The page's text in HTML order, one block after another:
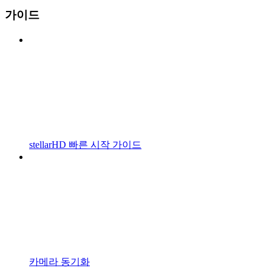
가이드
stellarHD 빠른 시작 가이드
카메라 동기화